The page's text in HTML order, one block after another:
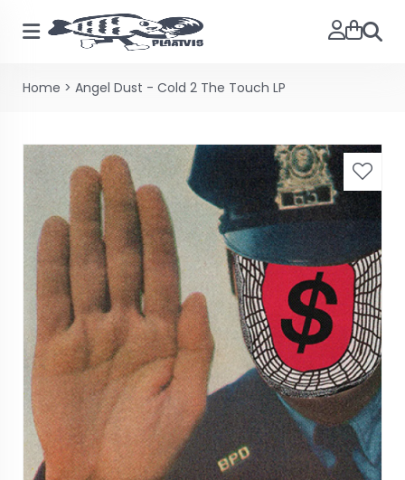
Home > Angel Dust - Cold 2 The Touch LP